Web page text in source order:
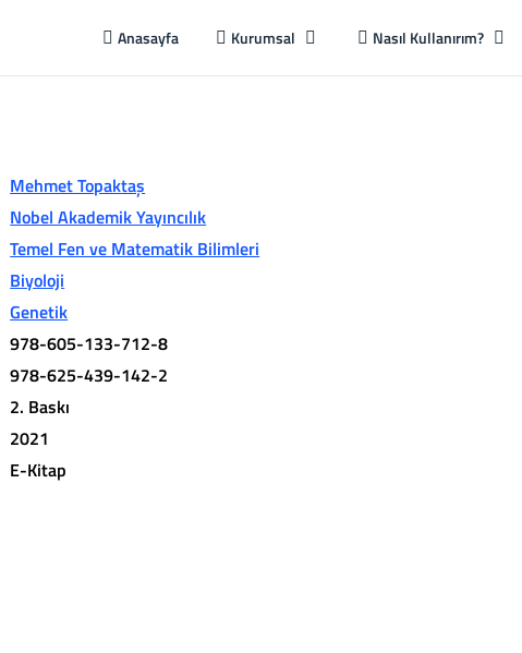
Anasayfa Kurumsal Nasıl Kullanırım?
Mehmet Topaktaş
Nobel Akademik Yayıncılık
Temel Fen ve Matematik Bilimleri
Biyoloji
Genetik
978-605-133-712-8
978-625-439-142-2
2. Baskı
2021
E-Kitap